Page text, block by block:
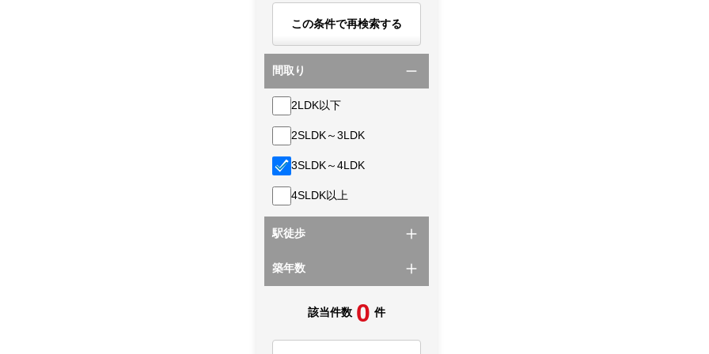
この条件で再検索する
間取り
2LDK以下
2SLDK～3LDK
3SLDK～4LDK
4SLDK以上
駅徒歩
築年数
該当件数 0 件